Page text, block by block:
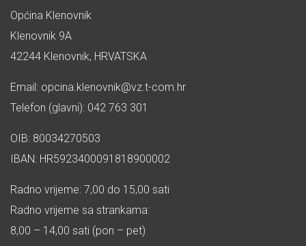
Općina Klenovnik
Klenovnik 9A
42244 Klenovnik, HRVATSKA
Email: opcina.klenovnik@vz.t-com.hr
Telefon (glavni): 042 763 301
OIB: 80034270503
IBAN: HR5923400091818900002
Radno vrijeme: 7,00 do 15,00 sati
Radno vrijeme sa strankama:
8,00 – 14,00 sati (pon – pet)